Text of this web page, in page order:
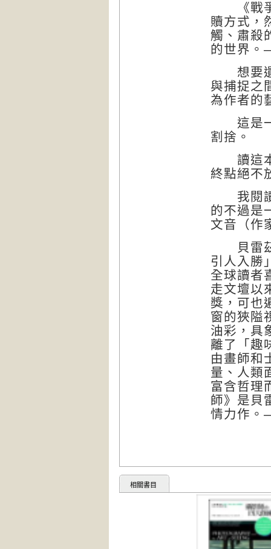
《戰爭
贖方式，
觸、肅殺
的世界
想要遺
與捕捉之
為作者的
這是一
割捨。
讀這本
終點絕不
我閱讀
的不過是
文音（作
貝雷茲-
引人入勝
全球讀者
走文壇以
獎，可也
窗的狹隘
油彩，具
離了「趣
由畫師和
量、人類
富含哲理
師》是貝
情力作。
相關書目